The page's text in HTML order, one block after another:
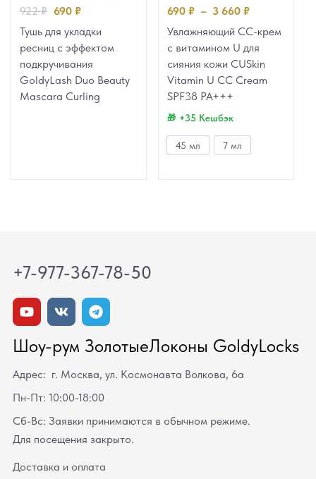
из 5
922₽ 690 ₽
Тушь для укладки
ресниц с эффектом
подкручивания
GoldyLash Duo Beauty
Mascara Curling
690 ₽ – 3 660 ₽
Увлажняющий CC-крем
с витамином U для
сияния кожи CUSkin
Vitamin U CC Cream
SPF38 PA+++
+35 Кешбэк
45 мл 7 мл
+7-977-367-78-50
Шоу-рум ЗолотыеЛоконы GoldyLocks
Адрес: г. Москва, ул. Космонавта Волкова, 6а
Пн-Пт: 10:00-18:00
Сб-Вс: Заявки принимаются в обычном режиме.
Для посещения закрыто.
Доставка и оплата